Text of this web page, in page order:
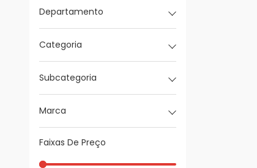
Departamento
Categoria
Subcategoria
Marca
Faixas De Preço